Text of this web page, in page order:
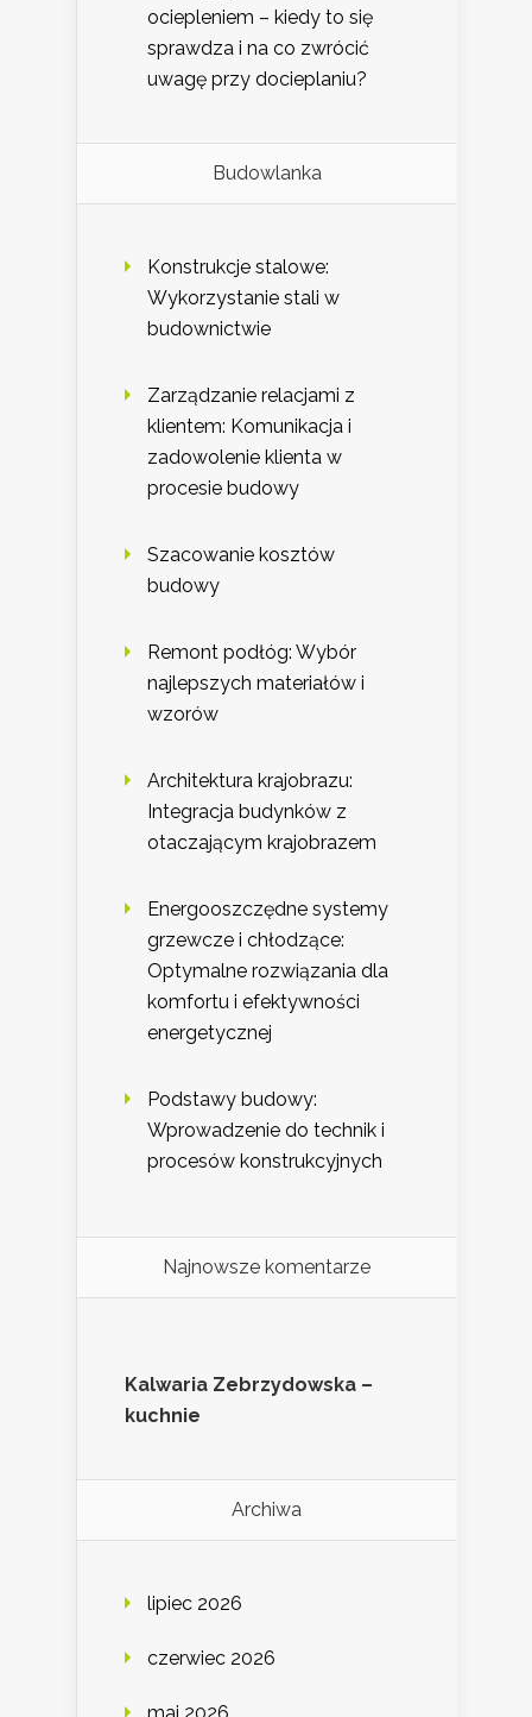
ociepleniem – kiedy to się
sprawdza i na co zwrócić
uwagę przy docieplaniu?
Budowlanka
Konstrukcje stalowe:
Wykorzystanie stali w
budownictwie
Zarządzanie relacjami z
klientem: Komunikacja i
zadowolenie klienta w
procesie budowy
Szacowanie kosztów
budowy
Remont podłóg: Wybór
najlepszych materiałów i
wzorów
Architektura krajobrazu:
Integracja budynków z
otaczającym krajobrazem
Energooszczędne systemy
grzewcze i chłodzące:
Optymalne rozwiązania dla
komfortu i efektywności
energetycznej
Podstawy budowy:
Wprowadzenie do technik i
procesów konstrukcyjnych
Najnowsze komentarze
Kalwaria Zebrzydowska –
kuchnie
Archiwa
lipiec 2026
czerwiec 2026